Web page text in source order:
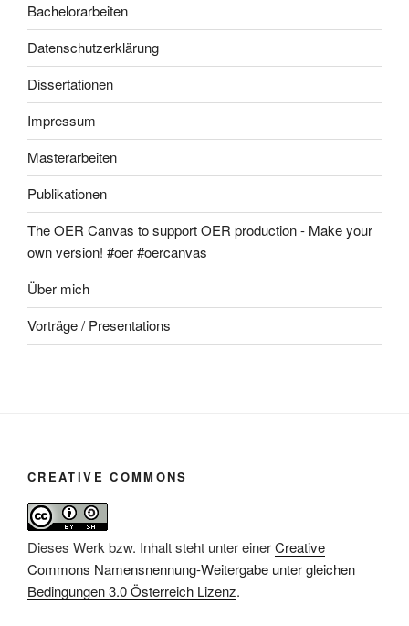
Bachelorarbeiten
Datenschutzerklärung
Dissertationen
Impressum
Masterarbeiten
Publikationen
The OER Canvas to support OER production - Make your
own version! #oer #oercanvas
Über mich
Vorträge / Presentations
CREATIVE COMMONS
Dieses Werk bzw. Inhalt steht unter einerCreative
Commons Namensnennung-Weitergabe unter gleichen
Bedingungen 3.0 Österreich Lizenz.